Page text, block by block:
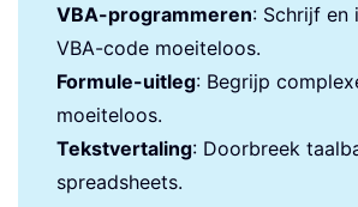
VBA-programmeren: Schrijf en
VBA-code moeiteloos.
Formule-uitleg: Begrijp
moeiteloos.
Tekstvertaling: Doorbreek
spreadsheets.